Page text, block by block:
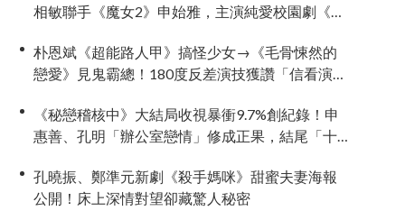
相敏聯手《魔女2》申始雅，主演純愛校園劇《請
朴恩斌《超能路人甲》搞怪少女→《毛骨悚然的
戀愛》見鬼霸總！180度反差演技獲讚「信看演
《秘戀稽核中》大結局收視暴衝9.7%創紀錄！申
惠善、孔明「辦公室戀情」修成正果，結尾「十
孔曉振、鄭準元新劇《殺手媽咪》甜蜜夫妻海報
公開！床上深情對望卻藏驚人秘密